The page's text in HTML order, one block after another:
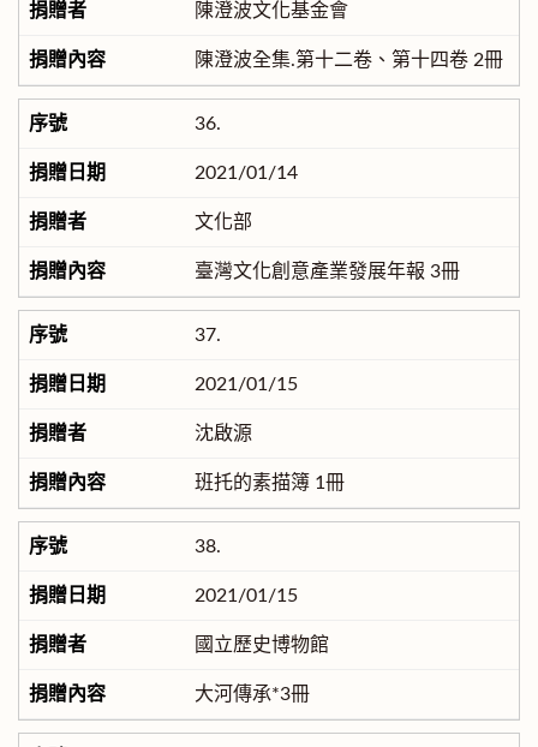
陳澄波文化基金會
陳澄波全集.第十二卷、第十四卷 2冊
36.
2021/01/14
文化部
臺灣文化創意產業發展年報 3冊
37.
2021/01/15
沈啟源
班托的素描簿 1冊
38.
2021/01/15
國立歷史博物館
大河傳承*3冊